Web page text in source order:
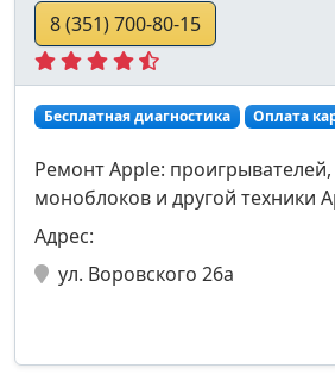
8 (351) 700-80-15
Бесплатная диагностика Оплата
Ремонт Apple:
моноблоков и другой техники
Адрес:
ул. Воровского 26а